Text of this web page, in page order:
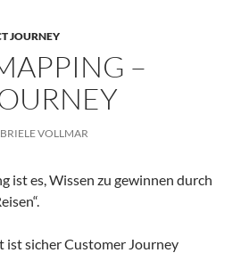
JOURNEY
–
VOLLMAR
ist es, Wissen zu gewinnen durch
ist sicher Customer Journey